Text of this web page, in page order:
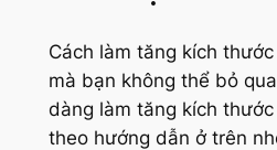
Cách làm tăng kích
mà bạn không thể bỏ
dàng làm tăng kích
theo hướng dẫn ở trên